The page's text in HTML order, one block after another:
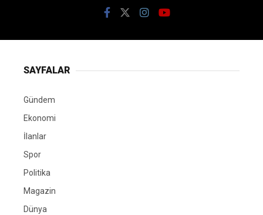
SAYFALAR
Gündem
Ekonomi
İlanlar
Spor
Politika
Magazin
Dünya